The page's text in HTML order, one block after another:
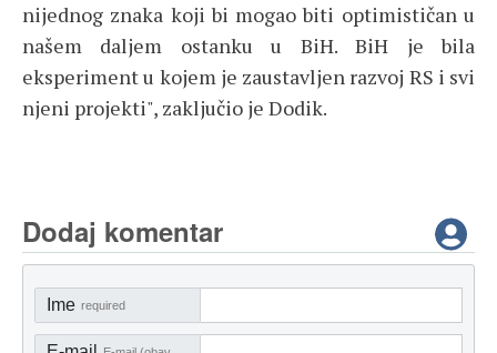
nijednog znaka koji bi mogao biti optimističan u
našem daljem ostanku u BiH. BiH je bila
eksperiment u kojem je zaustavljen razvoj RS i svi
njeni projekti", zaključio je Dodik.
Dodaj komentar
Ime required